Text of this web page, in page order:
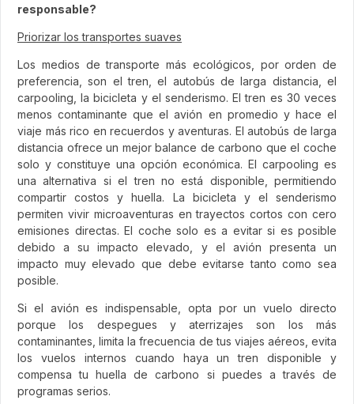
responsable?
Priorizar los transportes suaves
Los medios de transporte más ecológicos, por orden de
preferencia, son el tren, el autobús de larga distancia, el
carpooling, la bicicleta y el senderismo. El tren es 30 veces
menos contaminante que el avión en promedio y hace el
viaje más rico en recuerdos y aventuras. El autobús de larga
distancia ofrece un mejor balance de carbono que el coche
solo y constituye una opción económica. El carpooling es
una alternativa si el tren no está disponible, permitiendo
compartir costos y huella. La bicicleta y el senderismo
permiten vivir microaventuras en trayectos cortos con cero
emisiones directas. El coche solo es a evitar si es posible
debido a su impacto elevado, y el avión presenta un
impacto muy elevado que debe evitarse tanto como sea
posible.
Si el avión es indispensable, opta por un vuelo directo
porque los despegues y aterrizajes son los más
contaminantes, limita la frecuencia de tus viajes aéreos, evita
los vuelos internos cuando haya un tren disponible y
compensa tu huella de carbono si puedes a través de
programas serios.